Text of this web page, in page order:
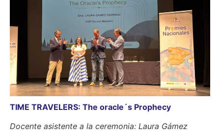
TIME TRAVELERS: The oracle´s Prophecy
Docente asistente a la ceremonia: Laura Gámez